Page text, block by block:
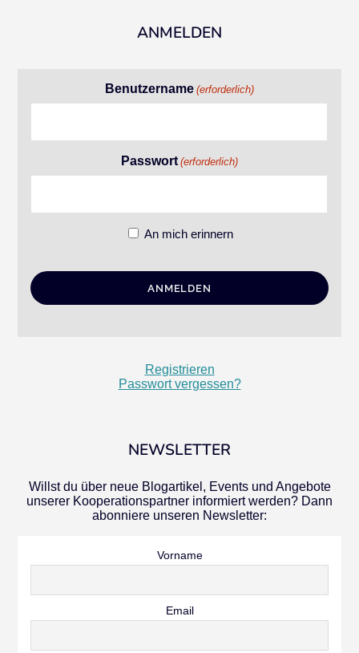
ANMELDEN
Benutzername (erforderlich)
Passwort (erforderlich)
An mich erinnern
Registrieren
Passwort vergessen?
NEWSLETTER
Willst du über neue Blogartikel, Events und Angebote
unserer Kooperationspartner informiert werden? Dann
abonniere unseren Newsletter:
Vorname
Email